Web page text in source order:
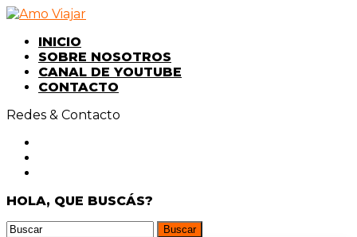
INICIO
SOBRE NOSOTROS
CANAL DE YOUTUBE
CONTACTO
Redes & Contacto
HOLA, QUE BUSCÁS?